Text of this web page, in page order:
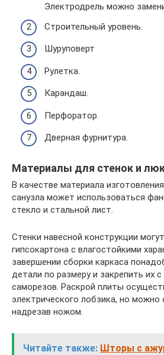
Электродрель можно
Строительный уровень.
Шуруповерт
Рулетка.
Карандаш.
Перфоратор.
Дверная фурнитура.
Материалы для стенок и
В качестве материала
санузла может использоваться
стекло и стальной лист.
Стенки навесной конструкции
гипсокартона с влагостойкими
завершении сборки каркаса
детали по размеру и закрепить их
саморезов. Раскрой плиты
электрического лобзика, но можно
надрезав ножом.
Читайте также: Шторы с